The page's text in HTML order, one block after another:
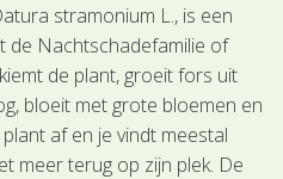
stramonium L., is een
de Nachtschadefamilie of
de plant, groeit fors uit
bloeit met grote bloemen en
af en je vindt meestal
meer terug op zijn plek. De